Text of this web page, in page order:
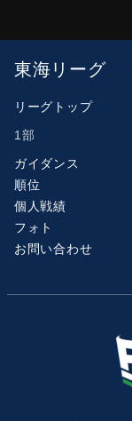
東海リーグ
リーグトップ
1部
ガイダンス
順位
個人戦績
フォト
お問い合わせ